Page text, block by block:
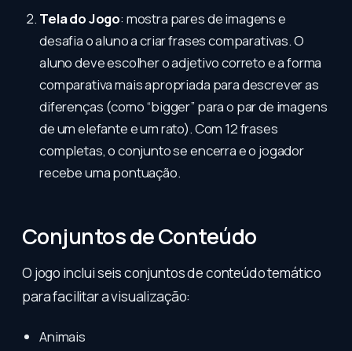
Tela do Jogo: mostra pares de imagens e
desafia o aluno a criar frases comparativas. O
aluno deve escolher o adjetivo correto e a forma
comparativa mais apropriada para descrever as
diferenças (como “bigger” para o par de imagens
de um elefante e um rato). Com 12 frases
completas, o conjunto se encerra e o jogador
recebe uma pontuação.
Conjuntos de Conteúdo
O jogo inclui seis conjuntos de conteúdo temático
para facilitar a visualização:
Animais